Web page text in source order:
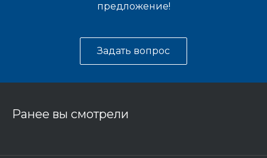
предложение!
Задать вопрос
Ранее вы смотрели